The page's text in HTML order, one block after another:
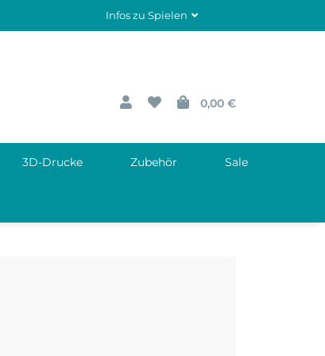
Infos zu Spielen
0,00 €
3D-Drucke Zubehör Sale